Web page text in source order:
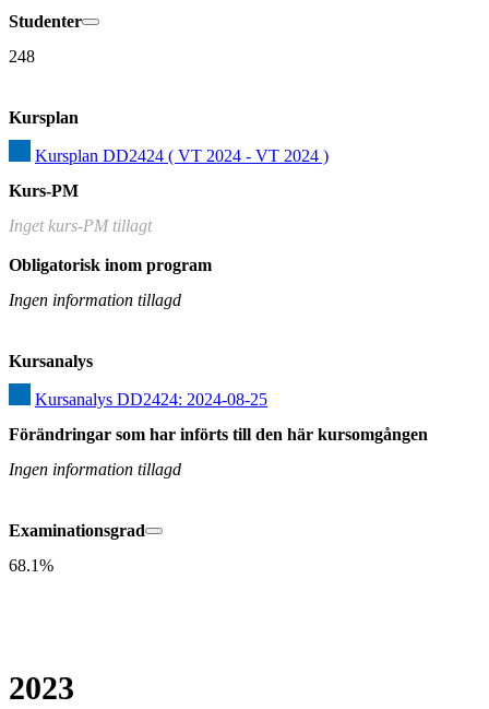
Studenter
248
Kursplan
Kursplan DD2424 ( VT 2024 - VT 2024 )
Kurs-PM
Inget kurs-PM tillagt
Obligatorisk inom program
Ingen information tillagd
Kursanalys
Kursanalys DD2424: 2024-08-25
Förändringar som har införts till den här kursomgången
Ingen information tillagd
Examinationsgrad
68.1%
2023